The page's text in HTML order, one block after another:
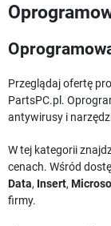
Przeglądaj ofertę
PartsPC.pl.
antywirusy i
W tej kategorii
cenach. Wśród
Data, Insert,
firmy.